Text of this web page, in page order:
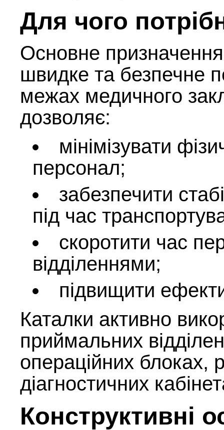
Для чого
Основне
швидке та безпечне
межах медичного
дозволяє:
мінімізувати
персонал;
забезпечити
під час
скоротити час
відділеннями;
підвищити
Каталки активно
приймальних
операційних блоках,
діагностичних
Конструктивні